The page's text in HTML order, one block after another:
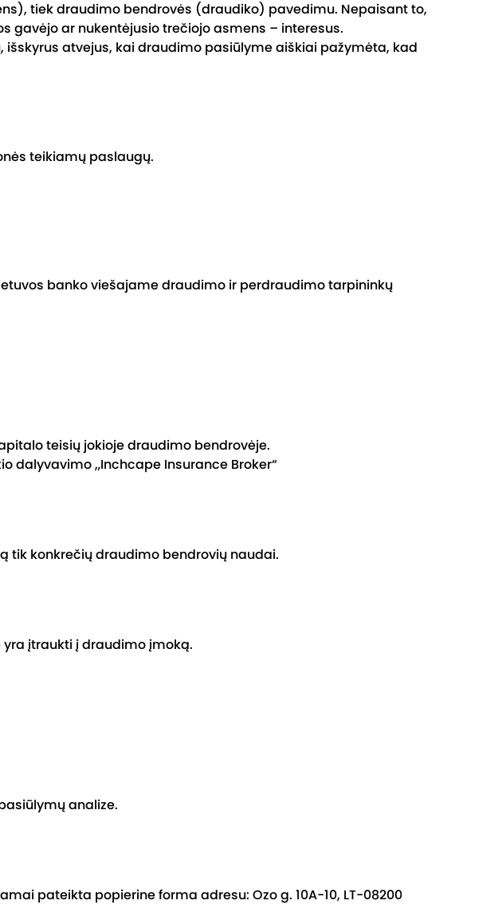
tiek draudimo bendrovės (draudiko) pavedimu. Nepaisant to,
gavėjo ar nukentėjusio trečiojo asmens – interesus.
atvejus, kai draudimo pasiūlyme aiškiai pažymėta, kad
teikiamų paslaugų.
banko viešajame draudimo ir perdraudimo tarpininkų
teisių jokioje draudimo bendrovėje.
dalyvavimo „Inchcape Insurance Broker“
tik konkrečių draudimo bendrovių naudai.
įtraukti į draudimo įmoką.
analize.
pateikta popierine forma adresu: Ozo g. 10A-10, LT-08200